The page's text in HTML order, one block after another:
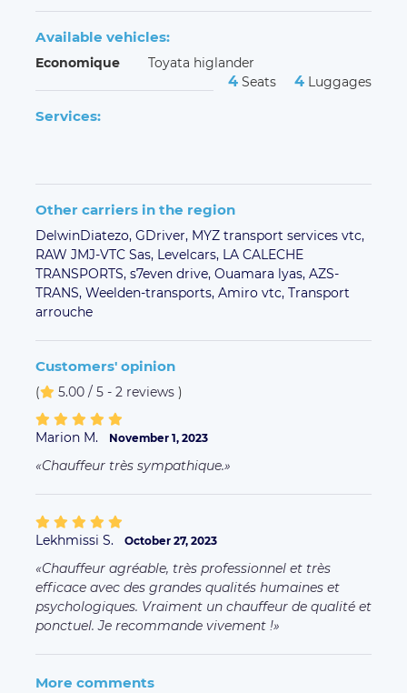
Available vehicles:
Economique Toyata higlander
4 Seats 4 Luggages
Services:
Other carriers in the region
DelwinDiatezo, GDriver, MYZ transport services vtc,
RAW JMJ-VTC Sas, Levelcars, LA CALECHE
TRANSPORTS, s7even drive, Ouamara lyas, AZS-
TRANS, Weelden-transports, Amiro vtc, Transport
arrouche
Customers' opinion
( 5.00 / 5 - 2 reviews )
Marion M. November 1, 2023
Chauffeur très sympathique.
Lekhmissi S. October 27, 2023
Chauffeur agréable, très professionnel et très
efficace avec des grandes qualités humaines et
psychologiques. Vraiment un chauffeur de qualité et
ponctuel. Je recommande vivement !
More comments